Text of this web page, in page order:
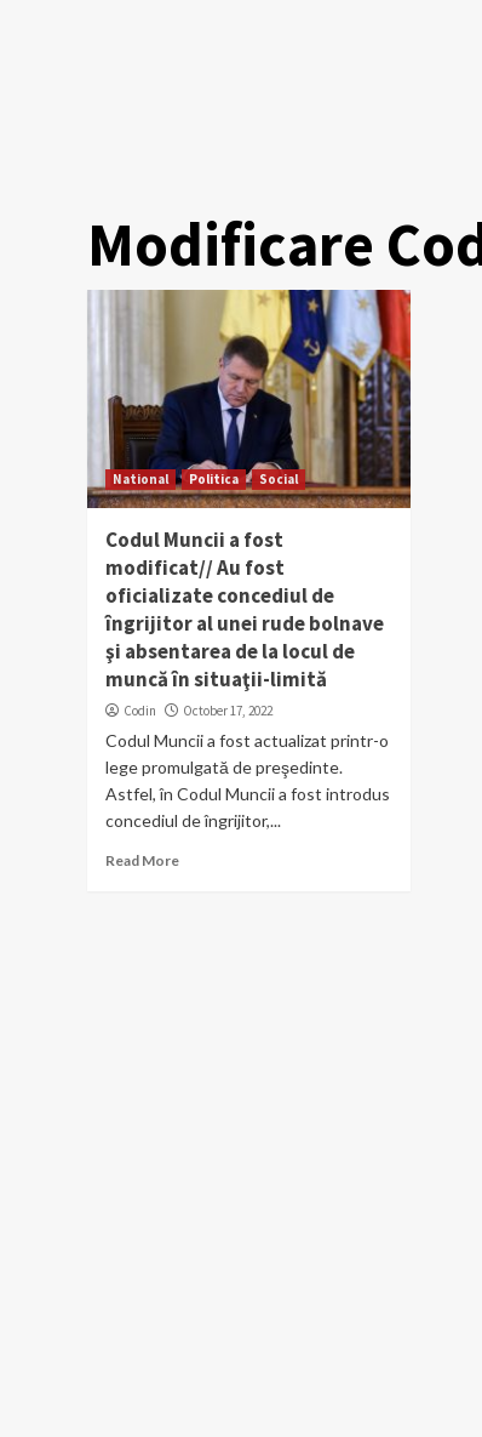
Modificare
National Politica Social
Codul Muncii a fost
modificat// Au fost
oficializate concediul de
îngrijitor al unei rude bolnave
şi absentarea de la locul de
muncă în situaţii-limită
Codin October 17, 2022
Codul Muncii a fost actualizat printr-o
lege promulgată de preşedinte.
Astfel, în Codul Muncii a fost introdus
concediul de îngrijitor,...
Read More